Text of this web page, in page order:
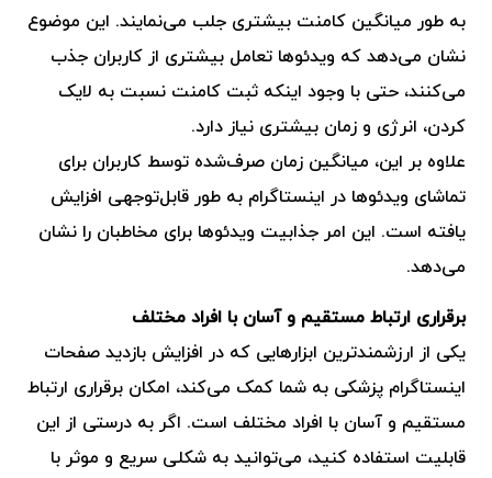
به طور میانگین کامنت بیشتری جلب می‌نمایند. این موضوع
نشان می‌دهد که ویدئوها تعامل بیشتری از کاربران جذب
می‌کنند، حتی با وجود اینکه ثبت کامنت نسبت به لایک
کردن، انرژی و زمان بیشتری نیاز دارد.
علاوه بر این، میانگین زمان صرف‌شده توسط کاربران برای
تماشای ویدئوها در اینستاگرام به طور قابل‌توجهی افزایش
یافته است. این امر جذابیت ویدئوها برای مخاطبان را نشان
می‌دهد.
برقراری ارتباط مستقیم و آسان با افراد مختلف
یکی از ارزشمندترین ابزارهایی که در افزایش بازدید صفحات
اینستاگرام پزشکی به شما کمک می‌کند، امکان برقراری ارتباط
مستقیم و آسان با افراد مختلف است. اگر به درستی از این
قابلیت استفاده کنید، می‌توانید به شکلی سریع و موثر با